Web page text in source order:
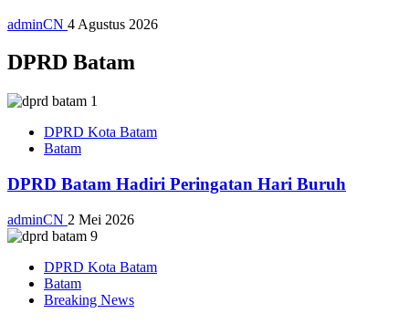
adminCN 4 Agustus 2026
DPRD Batam
DPRD Kota Batam
Batam
DPRD Batam Hadiri Peringatan Hari Buruh
adminCN 2 Mei 2026
DPRD Kota Batam
Batam
Breaking News